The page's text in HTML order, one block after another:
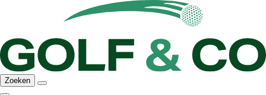
Zoeken